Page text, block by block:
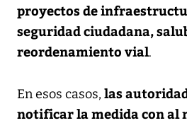
proyectos de
seguridad ciudadana,
reordenamiento vial.
En esos casos, las
notificar la medida con al